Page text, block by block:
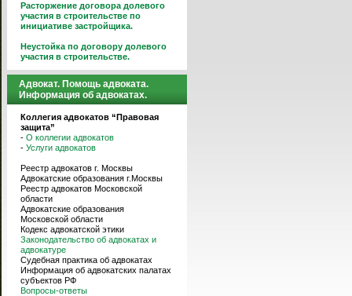
Расторжение договора долевого
участия в строительстве по
инициативе застройщика.
Неустойка по договору долевого
участия в строительстве.
Адвокат. Помощь адвоката.
Информация об адвокатах.
Коллегия адвокатов “Правовая
защита”
- О коллегии адвокатов
- Услуги адвокатов
Реестр адвокатов г. Москвы
Адвокатские образования г.Москвы
Реестр адвокатов Московской
области
Адвокатские образования
Московской области
Кодекс адвокатской этики
Законодательство об адвокатах и
адвокатуре
Судебная практика об адвокатах
Информация об адвокатских палатах
субъектов РФ
Вопросы-ответы